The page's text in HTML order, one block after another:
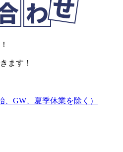
ます！
GW、夏季休業を除く）